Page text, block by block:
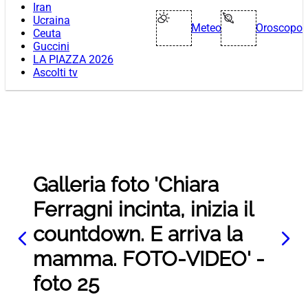
Iran
Ucraina
Ceuta
Guccini
LA PIAZZA 2026
Ascolti tv
Meteo Oroscopo
Galleria foto 'Chiara
Ferragni incinta, inizia il
countdown. E arriva la
mamma. FOTO-VIDEO' -
foto 25